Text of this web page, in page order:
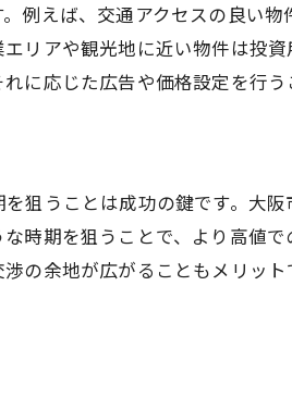
多い物件探しの理由
が売却価格に与える影響
売却時期の選び方
向に基づく価格設定の方法
供給のバランスを理解する
例えば、交通アクセスの良い
リアや観光地に近い物件は投
に応じた広告や価格設定を行
狙うことは成功の鍵です。大
時期を狙うことで、より高値
の余地が広がることもメリッ